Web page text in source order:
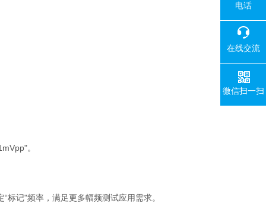
。
“标记"频率，满足更多幅频测试应用需求。
电话
在线交流
微信扫一扫